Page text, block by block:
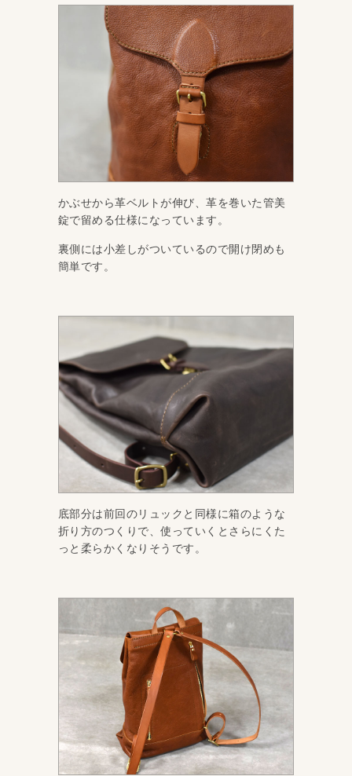
かぶせから革ベルトが伸び、革を巻いた管美
錠で留める仕様になっています。
裏側には小差しがついているので開け閉めも
簡単です。
底部分は前回のリュックと同様に箱のような
折り方のつくりで、使っていくとさらにくた
っと柔らかくなりそうです。